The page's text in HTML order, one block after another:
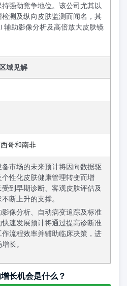
强劲竞争地位。该公司尤其以
测及纵向皮肤监测而闻名，其
辅助影像分析及高倍放大皮肤镜
区域见解
哥和南非
备市场的未来预计将因向数据驱
性化皮肤健康管理转变而增
到早期诊断、客观皮肤评估及
断上升的支撑。
影像分析、自动病变追踪及标准
速发展预计将通过提高诊断准
流程效率并辅助临床决策，进
长。
长机会是什么？